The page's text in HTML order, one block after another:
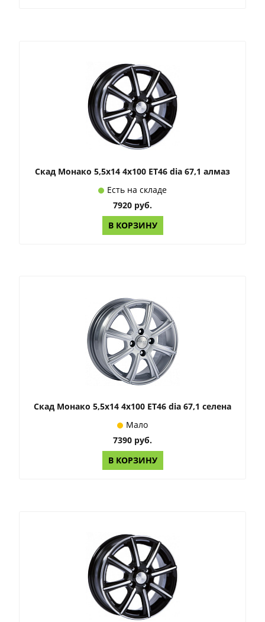
Скад Монако 5,5x14 4x100 ET46 dia 67,1 алмаз
Есть на складе
7920 руб.
В КОРЗИНУ
Скад Монако 5,5x14 4x100 ET46 dia 67,1 селена
Мало
7390 руб.
В КОРЗИНУ